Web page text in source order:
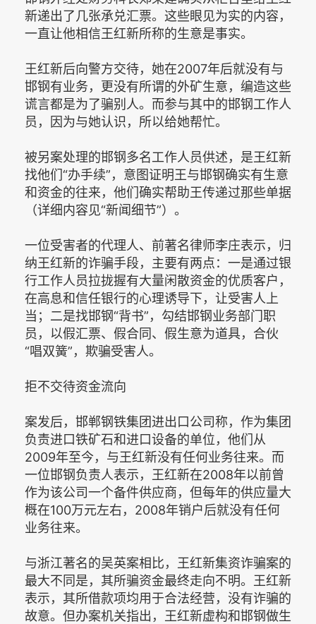
新递出了几张承兑汇票。这些眼见为实的内容，
一直让他相信王红新所称的生意是事实。
王红新后向警方交待，她在2007年后就没有与
邯钢有业务，更没有所谓的外矿生意，编造这些
谎言都是为了骗别人。而参与其中的邯钢工作人
员，因为与她认识，所以给她帮忙。
被另案处理的邯钢多名工作人员供述，是王红新
找他们“办手续”，意图证明王与邯钢确实有生意
和资金的往来，他们确实帮助王传递过那些单据
（详细内容见“新闻细节”）。
一位受害者的代理人、前著名律师李庄表示，归
纳王红新的诈骗手段，主要有两点：一是通过银
行工作人员拉拢握有大量闲散资金的优质客户，
在高息和信任银行的心理诱导下，让受害人上
当；二是找邯钢“背书”，勾结邯钢业务部门职
员，以假汇票、假合同、假生意为道具，合伙
“唱双簧”，欺骗受害人。
拒不交待资金流向
案发后，邯郸钢铁集团进出口公司称，作为集团
负责进口铁矿石和进口设备的单位，他们从
2009年至今，与王红新没有任何业务往来。而
一位邯钢负责人表示，王红新在2008年以前曾
作为该公司一个备件供应商，但每年的供应量大
概在100万元左右，2008年销户后就没有任何
业务往来。
与浙江著名的吴英案相比，王红新集资诈骗案的
最大不同是，其所骗资金最终走向不明。王红新
表示，其所借款项均用于合法经营，没有诈骗的
故意。但办案机关指出，王红新虚构和邯钢做生